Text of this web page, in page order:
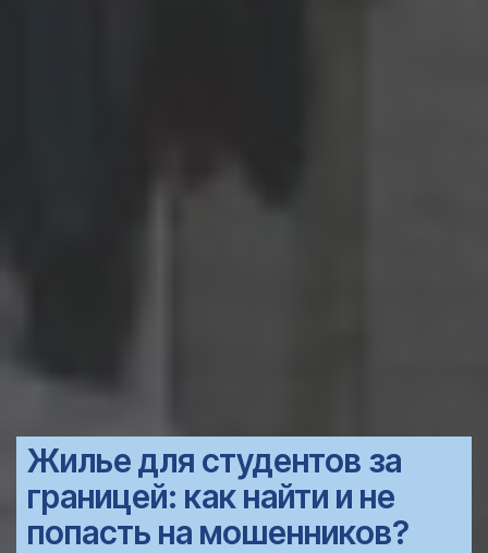
Жилье для студентов за
границей: как найти и не
попасть на мошенников?